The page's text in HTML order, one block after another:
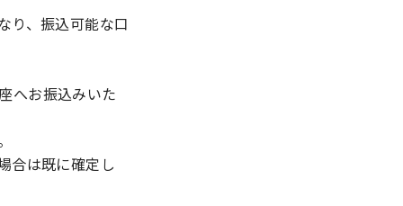
り、振込可能な口
へお振込みいた
合は既に確定し